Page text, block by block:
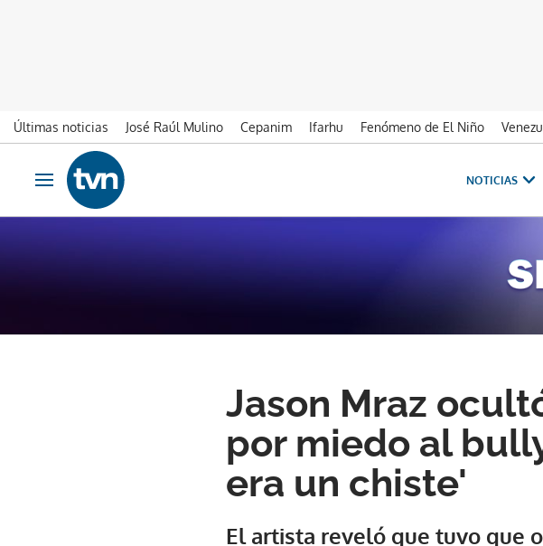
Últimas noticias José Raúl Mulino Cepanim Ifarhu Fenómeno de El Niño
Ir al contenido
Obrir navegació
NOTICIAS
Jason Mraz
por miedo al
era un chiste'
El artista reveló que tuvo que